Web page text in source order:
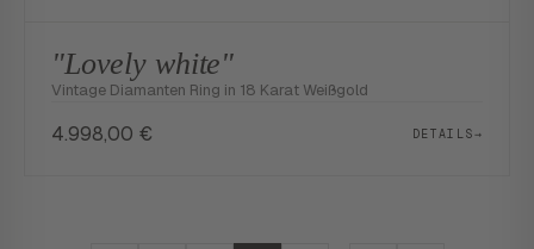
"Lovely white"
Vintage Diamanten Ring in 18 Karat Weißgold
4.998,00 € DETAILS→